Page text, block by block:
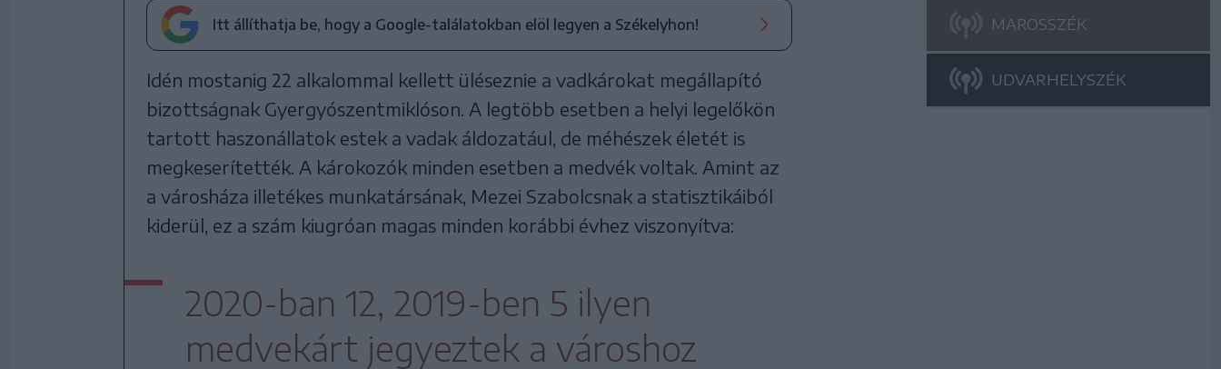
Itt állíthatja be, hogy a Google-találatokban elöl legyen a Székelyhon!
Idén mostanig 22 alkalommal kellett üléseznie a vadkárokat megállapító
bizottságnak Gyergyószentmiklóson. A legtöbb esetben a helyi legelőkön
tartott haszonállatok estek a vadak áldozatául, de méhészek életét is
megkeserítették. A károkozók minden esetben a medvék voltak. Amint az
a városháza illetékes munkatársának, Mezei Szabolcsnak a statisztikáiból
kiderül, ez a szám kiugróan magas minden korábbi évhez viszonyítva:
2020-ban 12, 2019-ben 5 ilyen
medvekárt jegyeztek a városhoz
MAROSSZÉK
UDVARHELYSZÉK